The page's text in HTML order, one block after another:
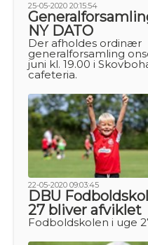
25-05-2020 20:15:54
NY DATO
Der afholdes ordinær
generalforsamling
juni kl. 19.00 i
cafeteria.
22-05-2020 09:03:45
DBU
27 bliver afviklet
Fodboldskolen i uge